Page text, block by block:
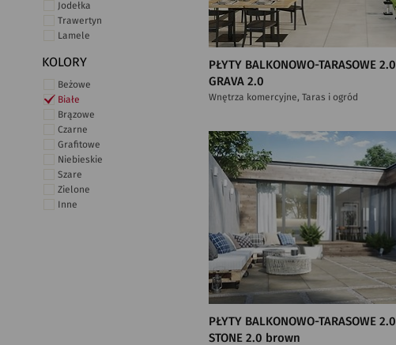
Jodełka
Trawertyn
Lamele
KOLORY
Beżowe
Białe
Brązowe
Czarne
Grafitowe
Niebieskie
Szare
Zielone
Inne
PŁYTY BALKONOWO-TARASOWE 2.0
GRAVA 2.0
Wnętrza komercyjne, Taras i ogród
PŁYTY BALKONOWO-TARASOWE 2.0
STONE 2.0 brown